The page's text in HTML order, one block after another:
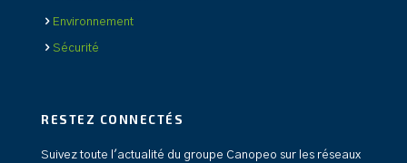
Environnement
Sécurité
RESTEZ CONNECTÉS
Suivez toute l'actualité du groupe Canopeo sur les réseaux